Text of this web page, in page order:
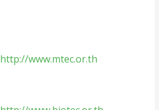
http://www.mtec.or.th